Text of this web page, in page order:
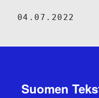
04.07.2022
Suomen